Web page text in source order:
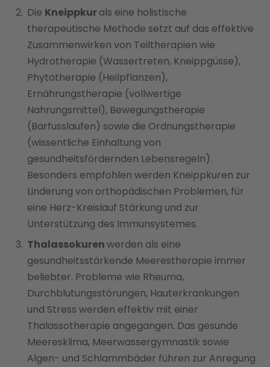
Die Kneippkurals eine holistische
therapeutische Methode setzt auf das effektive
Zusammenwirken von Teiltherapien wie
Hydrotherapie (Wassertreten, Kneippgüsse),
Phytotherapie (Heilpflanzen),
Ernährungstherapie (vollwertige
Nahrungsmittel), Bewegungstherapie
(Barfusslaufen) sowie die Ordnungstherapie
(wissentliche Einhaltung von
gesundheitsfördernden Lebensregeln).
Besonders empfohlen werden Kneippkuren zur
Linderung von orthopädischen Problemen, für
eine Herz-Kreislauf Stärkung und zur
Unterstützung des Immunsystemes.
Thalassokurenwerden als eine
gesundheitsstärkende Meerestherapie immer
beliebter. Probleme wie Rheuma,
Durchblutungsstörungen, Hauterkrankungen
und Stress werden effektiv mit einer
Thalassotherapie angegangen. Das gesunde
Meeresklima, Meerwassergymnastik sowie
Algen- und Schlammbäder führen zur Anregung